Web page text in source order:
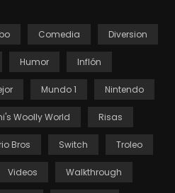
Comedia Diversion
Humor Inflón
Mundo 1 Nintendo
Woolly World Risas
Bros Switch Troleo
Videos Walkthrough